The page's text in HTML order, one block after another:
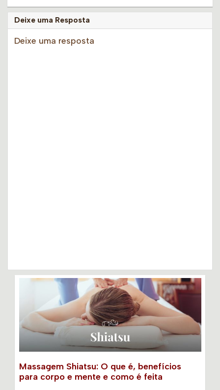
Deixe uma Resposta
Deixe uma resposta
Massagem Shiatsu: O que é, benefícios
para corpo e mente e como é feita